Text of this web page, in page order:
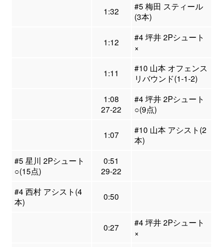
1:32
#5 梅田 スティール
(3本)
1:12
#4 坪井 2Pシュート
×
1:11
#10 山本 オフェンス
リバウンド(1-1-2)
1:08
27-22
#4 坪井 2Pシュート
○(9点)
1:07
#10 山本 アシスト(2
本)
#5 星川 2Pシュート
○(15点)
0:51
29-22
#4 西村 アシスト(4
本)
0:50
0:27
#4 坪井 2Pシュート
×